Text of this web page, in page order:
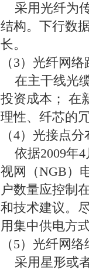
采用光纤为
结构。下行数
长。
（3）光纤网
在主干线光
投资成本； 在
理性、纤芯的
（4）光接点
依据2009年4
视网（NGB）
户数量应控制
和技术建议。
用集中供电方
（5）光纤网
采用星形或